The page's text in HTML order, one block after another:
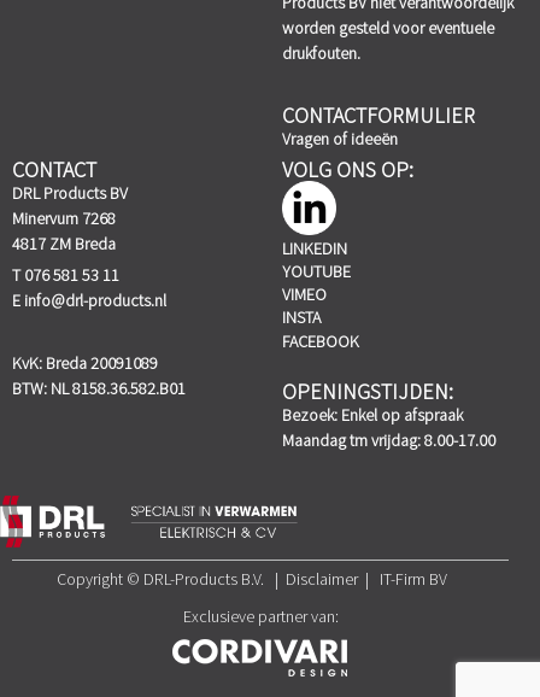
worden gesteld voor eventuele
drukfouten.
CONTACTFORMULIER
Vragen of ideeën
CONTACT
DRL Products BV
Minervum 7268
4817 ZM Breda
T 076 581 53 11
E info@drl-products.nl
KvK: Breda 20091089
BTW: NL 8158.36.582.B01
VOLG ONS OP:
LINKEDIN
YOUTUBE
VIMEO
INSTA
FACEBOOK
OPENINGSTIJDEN:
Bezoek: Enkel op afspraak
Maandag tm vrijdag: 8.00-17.00
Copyright © DRL-Products B.V. | Disclaimer | IT-Firm BV
Exclusieve partner van: